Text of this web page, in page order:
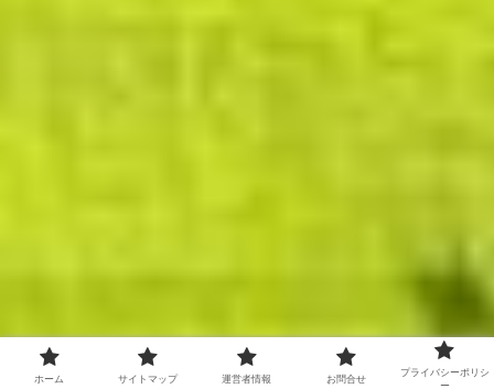
ホーム サイトマップ 運営者情報 お問合せ
プライバシーポリシ
ー